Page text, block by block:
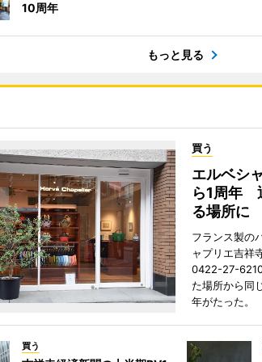
10周年
もっと見る
買う
エルベシ
ら1周年
る場所に
フランス製の
ャプリエ吉祥
0422-27-
た場所から同
年がたった。
買う